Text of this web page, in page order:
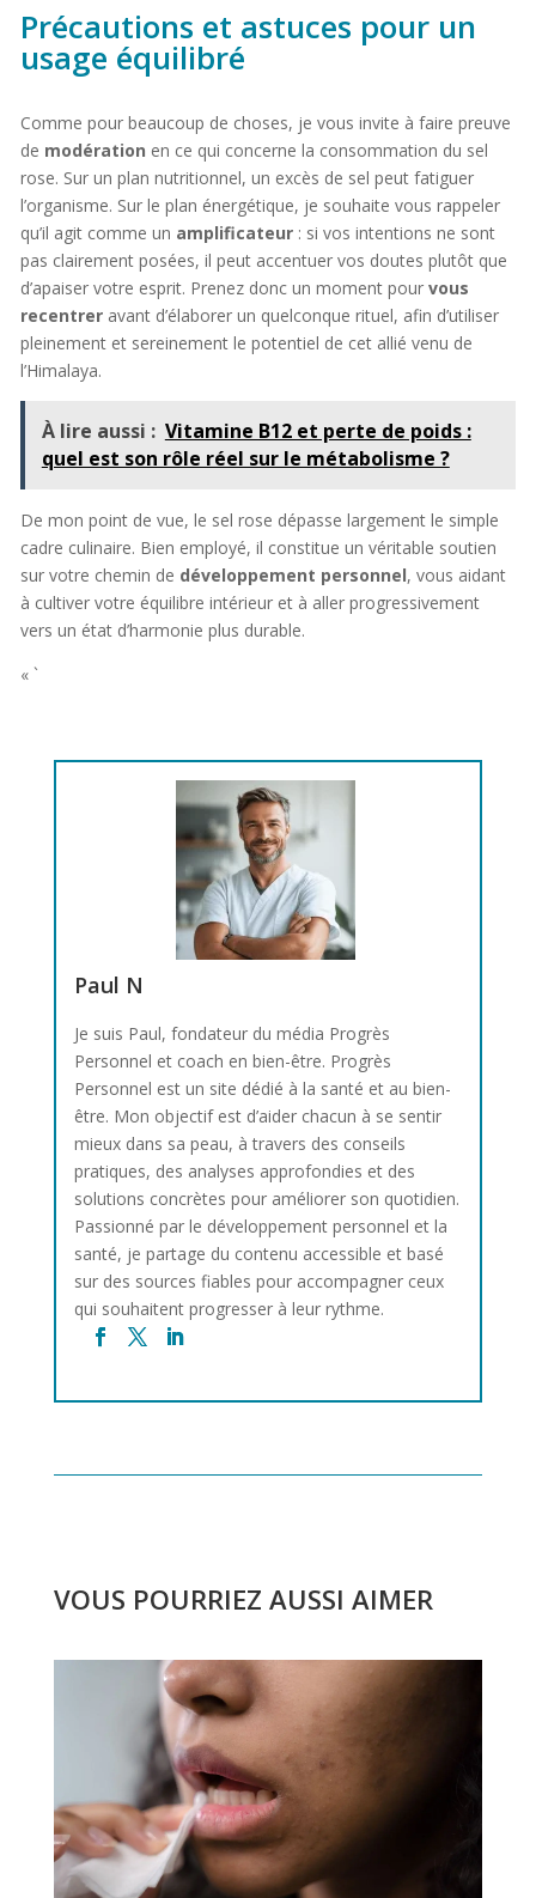
Précautions et astuces pour un
usage équilibré
Comme pour beaucoup de choses, je vous invite à faire preuve
de modération en ce qui concerne la consommation du sel
rose. Sur un plan nutritionnel, un excès de sel peut fatiguer
l’organisme. Sur le plan énergétique, je souhaite vous rappeler
qu’il agit comme un amplificateur: si vos intentions ne sont
pas clairement posées, il peut accentuer vos doutes plutôt que
d’apaiser votre esprit. Prenez donc un moment pour vous
recentreravant d’élaborer un quelconque rituel, afin d’utiliser
pleinement et sereinement le potentiel de cet allié venu de
l’Himalaya.
À lire aussi : Vitamine B12 et perte de poids :
quel est son rôle réel sur le métabolisme ?
De mon point de vue, le sel rose dépasse largement le simple
cadre culinaire. Bien employé, il constitue un véritable soutien
sur votre chemin de développement personnel, vous aidant
à cultiver votre équilibre intérieur et à aller progressivement
vers un état d’harmonie plus durable.
« `
Paul N
Je suis Paul, fondateur du média Progrès
Personnel et coach en bien-être. Progrès
Personnel est un site dédié à la santé et au bien-
être. Mon objectif est d’aider chacun à se sentir
mieux dans sa peau, à travers des conseils
pratiques, des analyses approfondies et des
solutions concrètes pour améliorer son quotidien.
Passionné par le développement personnel et la
santé, je partage du contenu accessible et basé
sur des sources fiables pour accompagner ceux
qui souhaitent progresser à leur rythme.
VOUS POURRIEZ AUSSI AIMER